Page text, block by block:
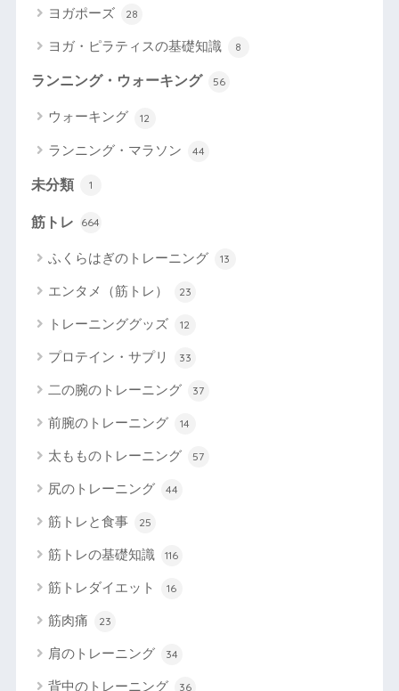
ヨガポーズ 28
ヨガ・ピラティスの基礎知識 8
ランニング・ウォーキング 56
ウォーキング 12
ランニング・マラソン 44
未分類 1
筋トレ 664
ふくらはぎのトレーニング 13
エンタメ（筋トレ） 23
トレーニンググッズ 12
プロテイン・サプリ 33
二の腕のトレーニング 37
前腕のトレーニング 14
太もものトレーニング 57
尻のトレーニング 44
筋トレと食事 25
筋トレの基礎知識 116
筋トレダイエット 16
筋肉痛 23
肩のトレーニング 34
背中のトレーニング 36